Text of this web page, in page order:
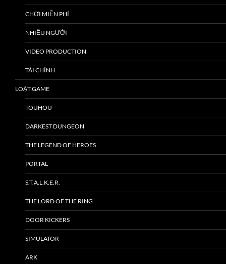
CHƠI MIỄN PHÍ
NHIỀU NGƯỜI
VIDEO PRODUCTION
TÀI CHÍNH
LOẠT GAME
TOUHOU
DARKEST DUNGEON
THE LEGEND OF HEROES
PORTAL
S.T.A.L.K.E.R.
THE LORD OF THE RING
DOOR KICKERS
SIMULATOR
ARK